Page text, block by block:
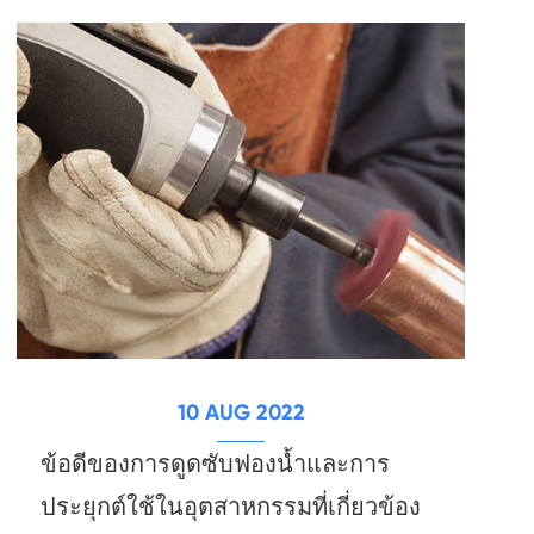
10 AUG 2022
ข้อดีของการดูดซับฟองน้ำและการ
ประยุกต์ใช้ในอุตสาหกรรมที่เกี่ยวข้อง